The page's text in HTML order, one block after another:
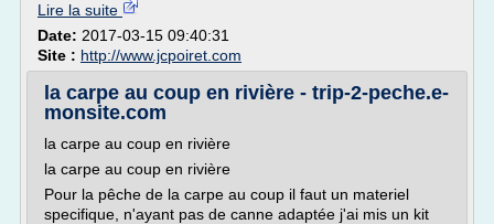
Lire la suite
Date: 2017-03-15 09:40:31
Site : http://www.jcpoiret.com
la carpe au coup en rivière - trip-2-peche.e-
monsite.com
la carpe au coup en rivière
la carpe au coup en rivière
Pour la pêche de la carpe au coup il faut un materiel
specifique, n'ayant pas de canne adaptée j'ai mis un kit